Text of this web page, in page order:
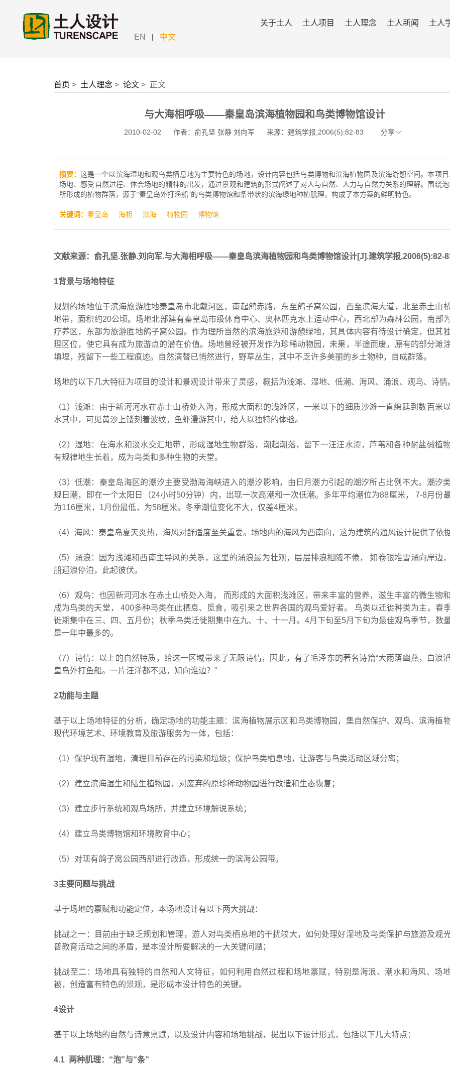
EN | 中文
关于土人 土人项目 土人理念 土人新闻 土人
首页 > 土人理念 > 论文 > 正文
与大海相呼吸——秦皇岛滨海植物园和鸟类博物馆设计
2010-02-02 作者：俞孔坚 张静 刘向军 来源：建筑学报,2006(5):82-83 分享
摘要： 这是一个以滨海湿地和观鸟类栖息地为主要特色的场地，设计内容包括鸟类博物和滨海植物园及滨海游憩空间。本项
场地、感受自然过程、体会场地的精神的出发，通过景观和建筑的形式阐述了对人与自然、人力与自然力关系的理解。围绕
所形成的植物群落，源于“秦皇岛外打渔船”的鸟类博物馆和条带状的滨海绿地种植肌理，构成了本方案的鲜明特色。
关键词： 秦皇岛 海相 滨海 植物园 博物馆
文献来源：俞孔坚.张静.刘向军.与大海相呼吸——秦皇岛滨海植物园和鸟类博物馆设计[J].建筑学报,2006(5):82-
1背景与场地特征
规划的场地位于滨海旅游胜地秦皇岛市北戴河区，南起鸽赤路，东至鸽子窝公园，西至滨海大道，北至赤土山
地带，面积约20公顷。场地北部建有秦皇岛市级体育中心、奥林匹克水上运动中心，西北部为森林公园，南部
疗养区，东部为旅游胜地鸽子窝公园。作为理所当然的滨海旅游和游憩绿地，其具体内容有待设计确定，但其
理区位，使它具有成为旅游点的潜在价值。场地曾经被开发作为珍稀动物园，未果，半途而废，原有的部分滩
填埋，残留下一些工程痕迹。自然演替已悄然进行，野草丛生，其中不乏许多美丽的乡土物种，自成群落。
场地的以下几大特征为项目的设计和景观设计带来了灵感，概括为浅滩、湿地、低潮、海风、涌浪、观鸟、诗情
（1）浅滩：由于新河河水在赤土山桥处入海，形成大面积的浅滩区，一米以下的细质沙滩一直绵延到数百米
水其中，可见黄沙上镂刻着波纹，鱼虾漫游其中，给人以独特的体验。
（2）湿地：在海水和淡水交汇地带，形成湿地生物群落，潮起潮落，留下一汪汪水潭，芦苇和各种耐盐碱植
有规律地生长着，成为鸟类和多种生物的天堂。
（3）低潮：秦皇岛海区的潮汐主要受渤海海峡进入的潮汐影响，由日月潮力引起的潮汐所占比例不大。潮汐
规日潮，即在一个太阳日（24小时50分钟）内，出现一次高潮和一次低潮。多年平均潮位为88厘米， 7-8月份
为116厘米，1月份最低，为58厘米。冬季潮位变化不大，仅差4厘米。
（4）海风：秦皇岛夏天炎热，海风对舒适度至关重要。场地内的海风为西南向，这为建筑的通风设计提供了依
（5）涌浪：因为浅滩和西南主导风的关系，这里的涌浪最为壮观，层层排浪相随不倦， 如卷银堆雪涌向岸边
船迎浪停泊，此起彼伏。
（6）观鸟：也因新河河水在赤土山桥处入海， 而形成的大面积浅滩区，带来丰富的营养，滋生丰富的微生物
成为鸟类的天堂， 400多种鸟类在此栖息、觅食，吸引来之世界各国的观鸟爱好者。 鸟类以迁徙种类为主。春
徙期集中在三、四、五月份；秋季鸟类迁徙期集中在九、十、十一月。4月下旬至5月下旬为最佳观鸟季节，数
是一年中最多的。
（7）诗情：以上的自然特质，给这一区域带来了无限诗情，因此，有了毛泽东的著名诗篇“大雨落幽燕，白浪
皇岛外打鱼船。一片汪洋都不见，知向谁边？”
2功能与主题
基于以上场地特征的分析，确定场地的功能主题：滨海植物展示区和鸟类博物园，集自然保护、观鸟、滨海植
现代环境艺术、环境教育及旅游服务为一体，包括：
（1）保护现有湿地，清理目前存在的污染和垃圾；保护鸟类栖息地，让游客与鸟类活动区域分离；
（2）建立滨海湿生和陆生植物园，对废弃的原珍稀动物园进行改造和生态恢复；
（3）建立步行系统和观鸟场所，并建立环境解说系统；
（4）建立鸟类博物馆和环境教育中心；
（5）对现有鸽子窝公园西部进行改造，形成统一的滨海公园带。
3主要问题与挑战
基于场地的禀赋和功能定位，本场地设计有以下两大挑战：
挑战之一：目前由于缺乏规划和管理，游人对鸟类栖息地的干扰较大，如何处理好湿地及鸟类保护与旅游及观
普教育活动之间的矛盾，是本设计所要解决的一大关键问题；
挑战至二：场地具有独特的自然和人文特征，如何利用自然过程和场地禀赋，特别是海浪、潮水和海风、场
被，创造富有特色的景观，是形成本设计特色的关键。
4设计
基于以上场地的自然与诗意禀赋，以及设计内容和场地挑战，提出以下设计形式，包括以下几大特点：
4.1 两种肌理：“泡”与“条”